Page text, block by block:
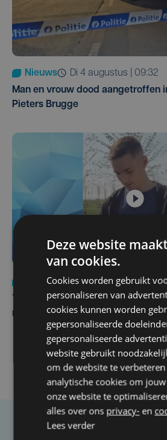
Nieuws
di 4 augustus | 09:32
Man en vrouw dood aangetroffen
Pieters Brugge
Nieuws
do 6 augustus | 21:30
Yaro (19), slachtoffer van
maandenlange coma overleden
Taalfout
Deze website
van cookies.
Cookies worden gebruikt
personaliseren van
cookies kunnen worden
gepersonaliseerde
gepersonaliseerde
website gebruikt
om de website te
analytische cookies om
onze website te
alles over ons privacy- en
Lees verder